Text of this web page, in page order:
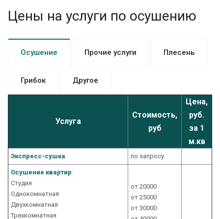
Цены на услуги по осушению
Осушение Прочие услуги Плесень
Грибок Другое
Услуга
Стоимость,
руб
Цена,
руб.
за 1
м.кв
Экспресс-cушка по запросу
Осушение квартир:
Студия
Однокомнатная
Двухкомнатная
Трехкомнатная
от 20000
от 25000
от 30000